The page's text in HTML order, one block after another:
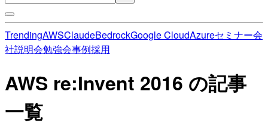
TrendingAWSClaudeBedrockGoogle CloudAzureセミナー会
社説明会勉強会事例採用
AWS re:Invent 2016 の記事
一覧